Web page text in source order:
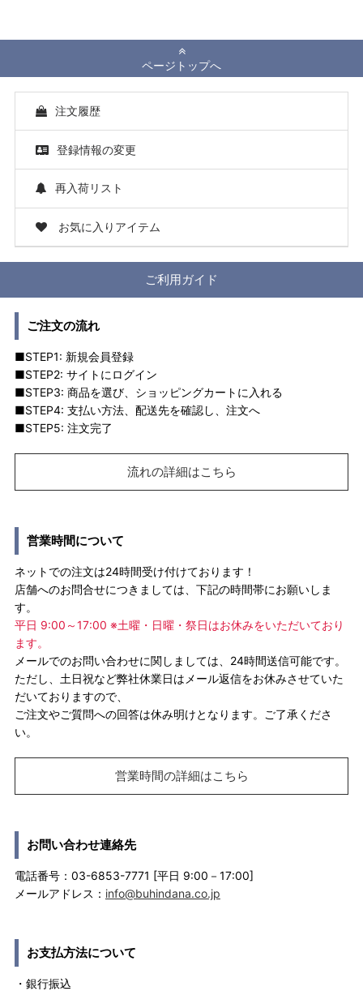
ページトップへ
注文履歴
登録情報の変更
再入荷リスト
お気に入りアイテム
ご利用ガイド
ご注文の流れ
■STEP1: 新規会員登録
■STEP2: サイトにログイン
■STEP3: 商品を選び、ショッピングカートに入れる
■STEP4: 支払い方法、配送先を確認し、注文へ
■STEP5: 注文完了
流れの詳細はこちら
営業時間について
ネットでの注文は24時間受け付けております！
店舗へのお問合せにつきましては、下記の時間帯にお願いしま
す。
平日 9:00～17:00 ※土曜・日曜・祭日はお休みをいただいており
ます。
メールでのお問い合わせに関しましては、24時間送信可能です。
ただし、土日祝など弊社休業日はメール返信をお休みさせていた
だいておりますので、
ご注文やご質問への回答は休み明けとなります。ご了承くださ
い。
営業時間の詳細はこちら
お問い合わせ連絡先
電話番号：03-6853-7771 [平日 9:00－17:00]
メールアドレス： info@buhindana.co.jp
お支払方法について
・銀行振込